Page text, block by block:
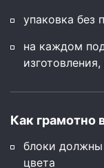
упаковка без
на каждом
Как грамотно
блоки должны
цвета